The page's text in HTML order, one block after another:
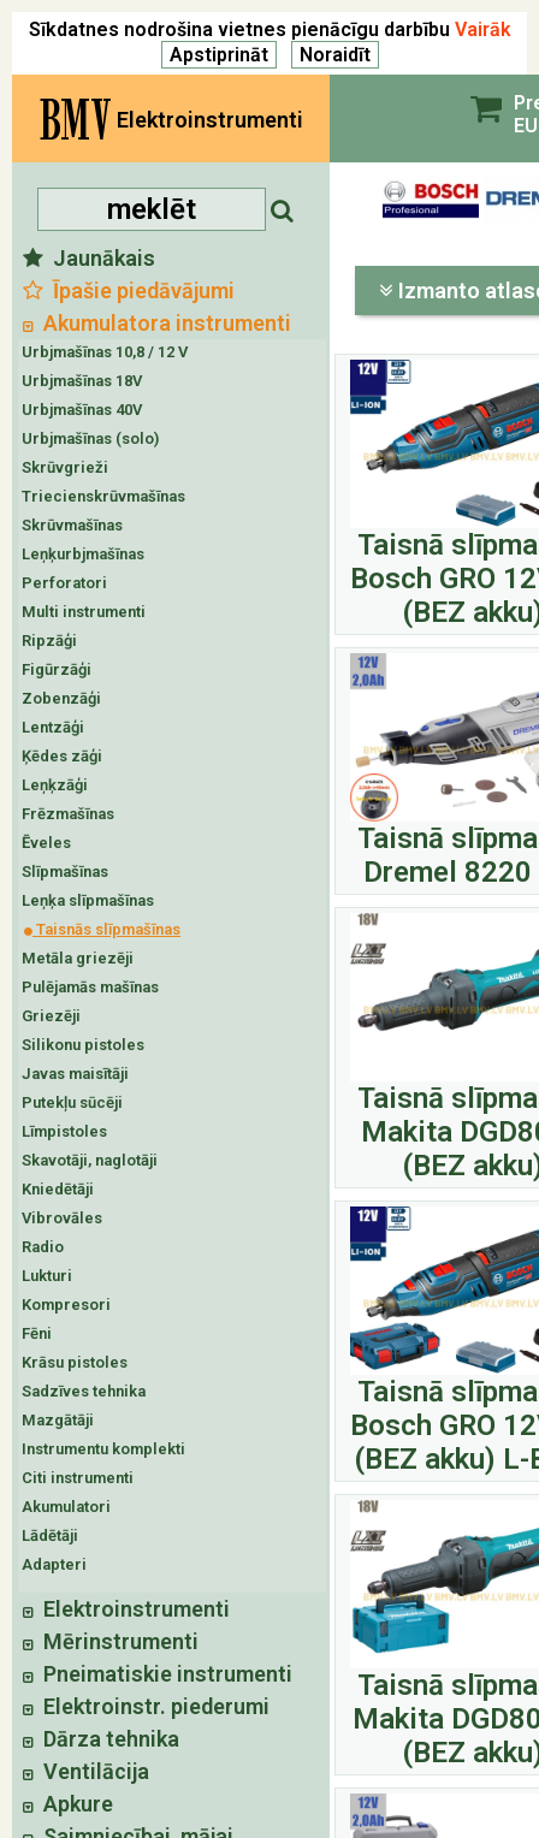
Sīkdatnes nodrošina vietnes pienācīgu darbību Vairāk
BMV Elektroinstrumenti
Jaunākais
Īpašie piedāvājumi
Akumulatora instrumenti
Urbjmašīnas 10,8 / 12 V
Urbjmašīnas 18V
Urbjmašīnas 40V
Urbjmašīnas (solo)
Skrūvgrieži
Triecienskrūvmašīnas
Skrūvmašīnas
Leņķurbjmašīnas
Perforatori
Multi instrumenti
Ripzāģi
Figūrzāģi
Zobenzāģi
Lentzāģi
Ķēdes zāģi
Leņķzāģi
Frēzmašīnas
Ēveles
Slīpmašīnas
Leņķa slīpmašīnas
Taisnās slīpmašīnas
Metāla griezēji
Pulējamās mašīnas
Griezēji
Silikonu pistoles
Javas maisītāji
Putekļu sūcēji
Līmpistoles
Skavotāji, naglotāji
Kniedētāji
Vibrovāles
Radio
Lukturi
Kompresori
Fēni
Krāsu pistoles
Sadzīves tehnika
Mazgātāji
Instrumentu komplekti
Citi instrumenti
Akumulatori
Lādētāji
Adapteri
Elektroinstrumenti
Mērinstrumenti
Pneimatiskie instrumenti
Elektroinstr. piederumi
Dārza tehnika
Ventilācija
Apkure
Izmanto
Taisnā
Bosch GRO
(BEZ
Taisnā
Dremel
Taisnā
Makita
(BEZ
Taisnā
Bosch GRO
(BEZ akku) L-
Taisnā
Makita
(BEZ